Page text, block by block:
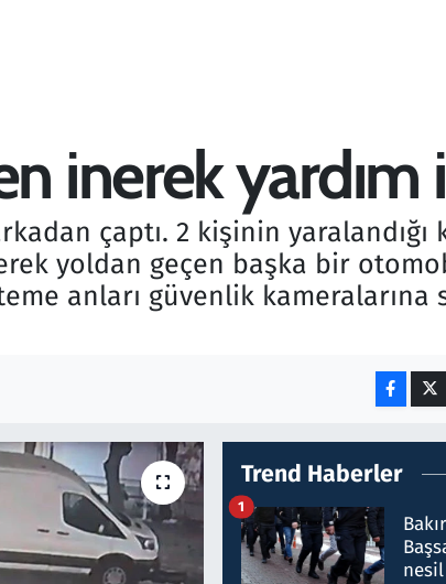
inerek yardım
çaptı. 2 kişinin yaralandığı
yoldan geçen başka bir
anları güvenlik kameralarına
Trend Haberler
1